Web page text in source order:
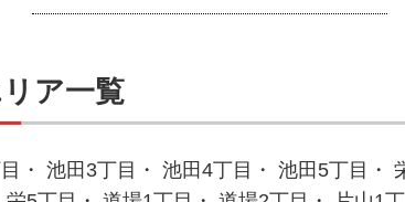
ア一覧
・ 池田3丁目・ 池田4丁目・ 池田5丁目・